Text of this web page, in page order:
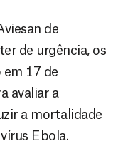
de
de urgência, os
17 de
avaliar a
a mortalidade
Ebola.